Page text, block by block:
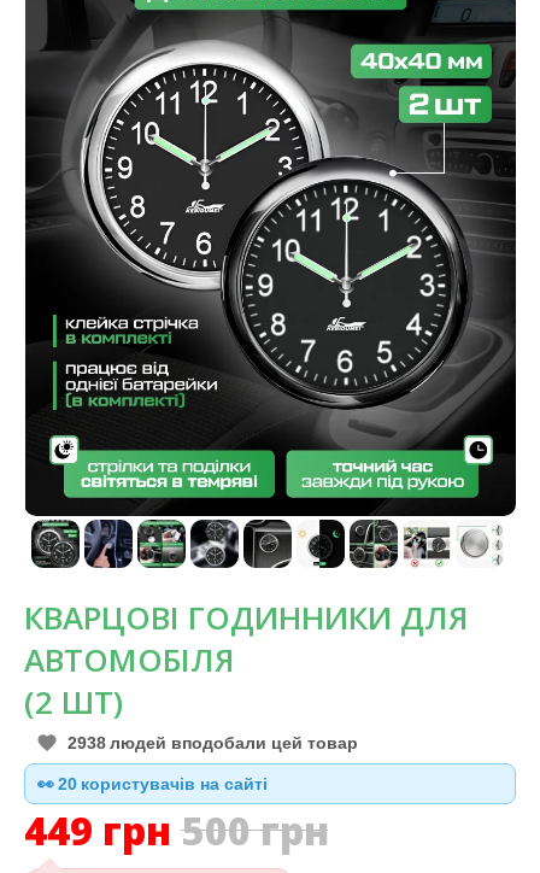
КВАРЦОВІ ГОДИННИКИ ДЛЯ
АВТОМОБІЛЯ
(2 ШТ)
2938 людей вподобали цей товар
👀21 користувачів на сайті
449 грн 500грн